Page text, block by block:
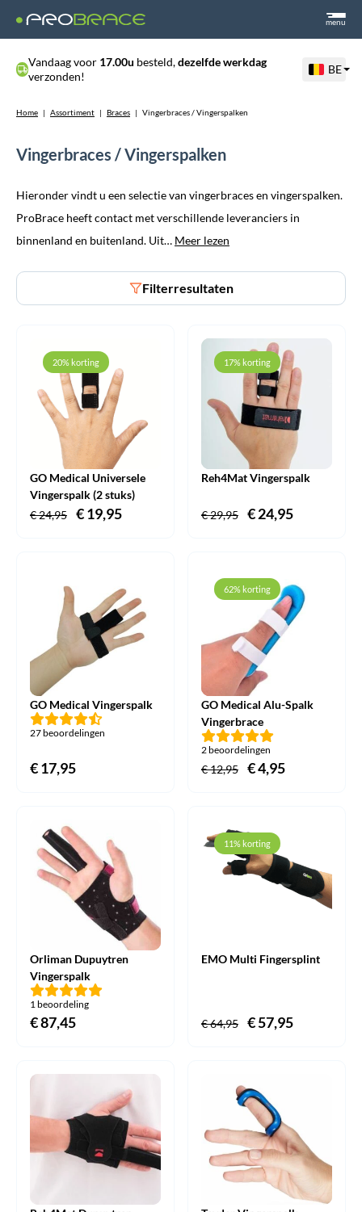
menu
Vandaag voor 17.00u besteld,dezelfde werkdag
verzonden!
BE
Home | Assortiment | Braces | Vingerbraces / Vingerspalken
Vingerbraces / Vingerspalken
Hieronder vindt u een selectie van vingerbraces en vingerspalken.
ProBrace heeft contact met verschillende leveranciers in
binnenland en buitenland. Uit… Meer lezen
Filterresultaten
20% korting
GO Medical Universele
Vingerspalk (2 stuks)
€24,95
Oorspronkelijke
€19,95
17% korting
Reh4Mat Vingerspalk
€29,95
Oorspronkelijke
€ 29,95.
€24,95
GO Medical Vingerspalk
27 beoordelingen
€17,95
62% korting
GO Medical Alu-Spalk
Vingerbrace
2 beoordelingen
€12,95
Oorspronkelijke
€ 12,95.
€4,95
Orliman Dupuytren
Vingerspalk
1 beoordeling
€87,45
11% korting
EMO Multi Fingersplint
€64,95
Oorspronkelijke
€ 64,95.
€57,95